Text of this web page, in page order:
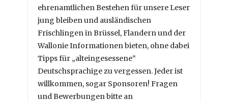
ehrenamtlichen Bestehen für unsere Leser
jung bleiben und ausländischen
Frischlingen in Brüssel, Flandern und der
Wallonie Informationen bieten, ohne dabei
Tipps für „alteingesessene“
Deutschsprachige zu vergessen. Jeder ist
willkommen, sogar Sponsoren! Fragen
und Bewerbungen bitte an